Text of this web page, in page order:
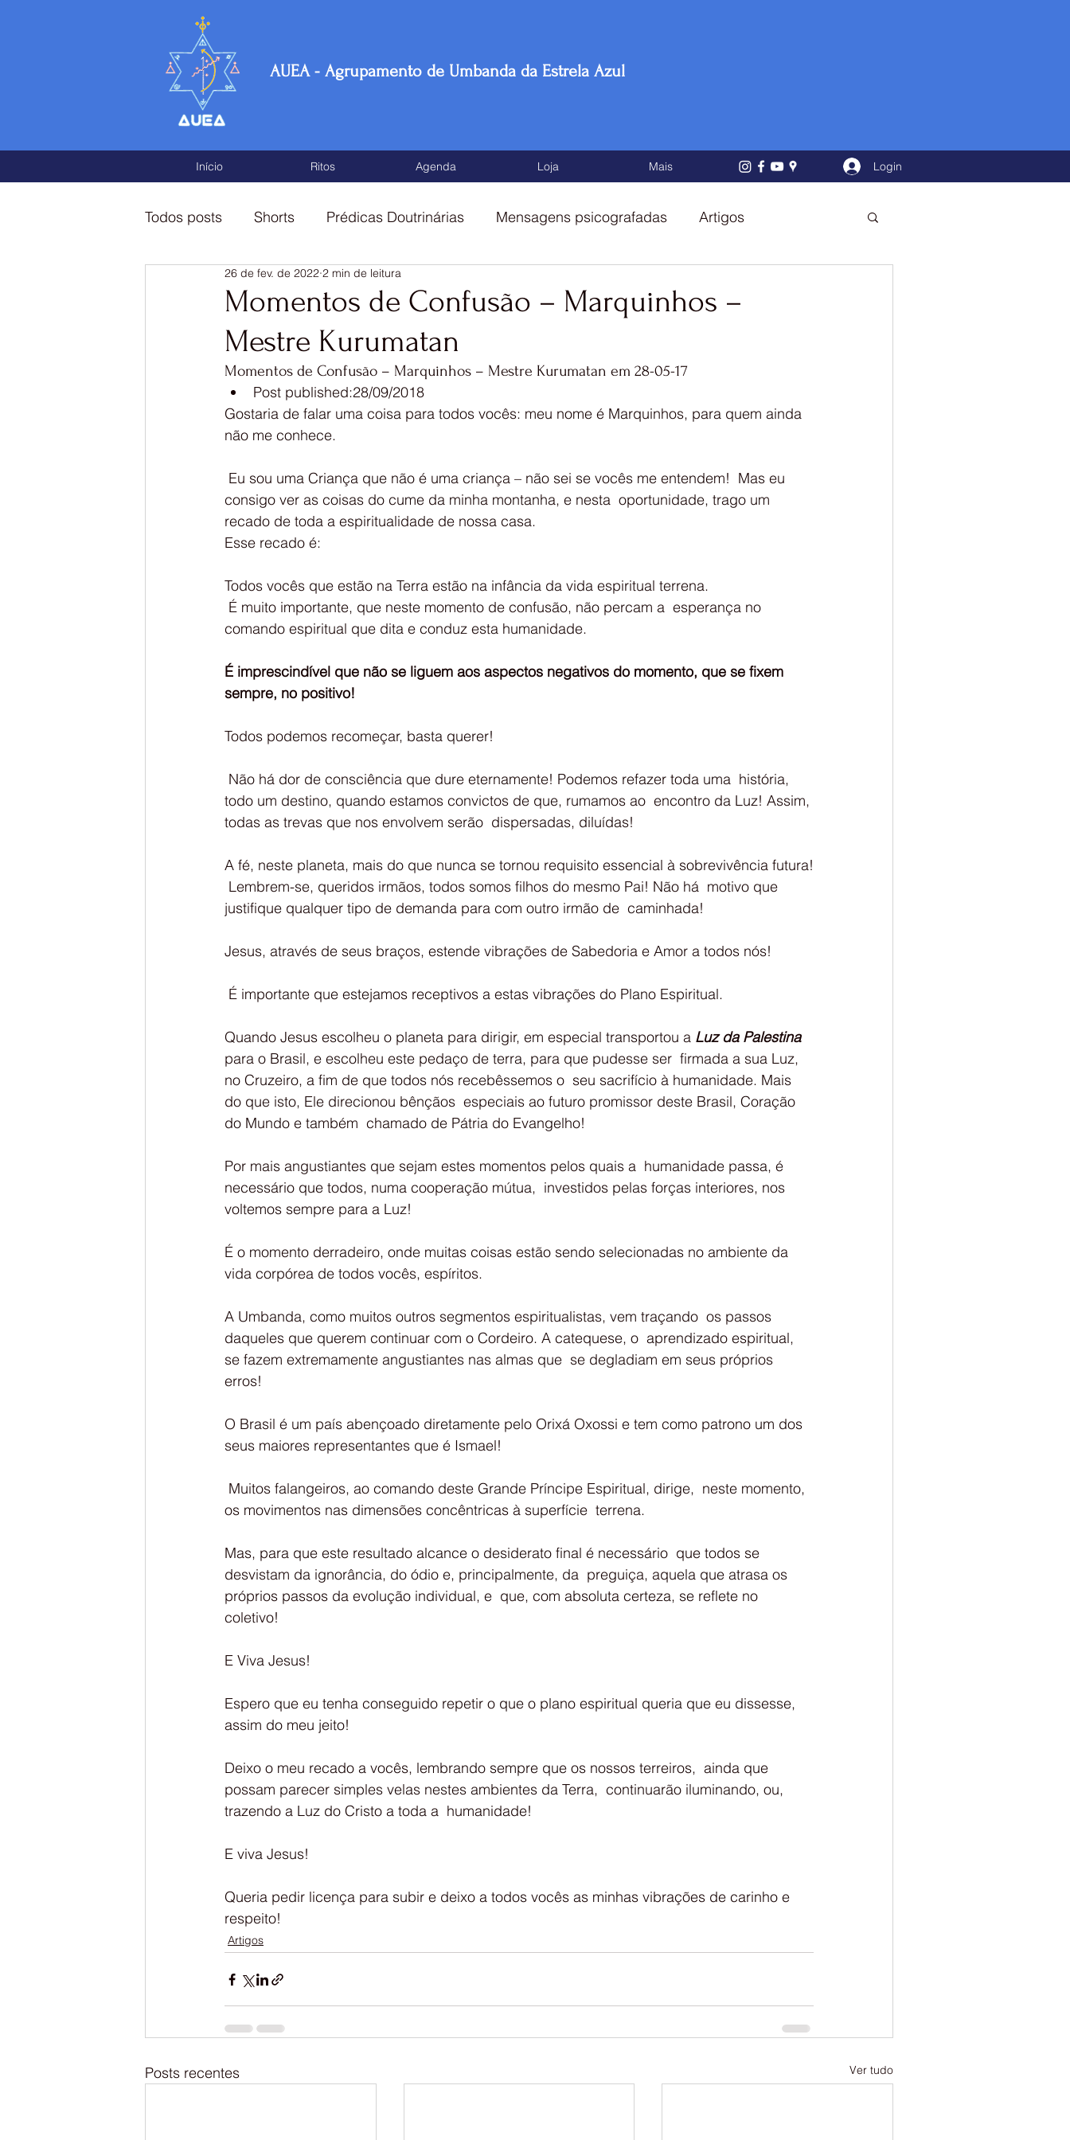
AUEA - Agrupamento de Umbanda da Estrela Azul
Início Ritos Agenda Loja Mais Login
Todos posts Shorts Prédicas Doutrinárias Mensagens psicografadas Artigos
Fragmentos de conhecimentos
Momentos de Confusão – Marquinhos –
Mestre Kurumatan
26 de fev. de 2022 2 min de leitura
Momentos de Confusão – Marquinhos – Mestre Kurumatan em 28-05-17
Post published:28/09/2018
Gostaria de falar uma coisa para todos vocês: meu nome é Marquinhos, para quem ainda
não me conhece.
consigo ver as coisas do cume da minha montanha, e nesta  oportunidade, trago um
recado de toda a espiritualidade de nossa casa.
Esse recado é:
Todos vocês que estão na Terra estão na infância da vida espiritual terrena.
comando espiritual que dita e conduz esta humanidade.
É imprescindível que não se liguem aos aspectos negativos do momento, que se fixem
sempre, no positivo!
Todos podemos recomeçar, basta querer!
todo um destino, quando estamos convictos de que, rumamos ao  encontro da Luz! Assim,
todas as trevas que nos envolvem serão  dispersadas, diluídas!
A fé, neste planeta, mais do que nunca se tornou requisito essencial à sobrevivência futura!
justifique qualquer tipo de demanda para com outro irmão de  caminhada!
Jesus, através de seus braços, estende vibrações de Sabedoria e Amor a todos nós!
É importante que estejamos receptivos a estas vibrações do Plano Espiritual.
Quando Jesus escolheu o planeta para dirigir, em especial transportou a Luz da Palestina
para o Brasil, e escolheu este pedaço de terra, para que pudesse ser  firmada a sua Luz,
no Cruzeiro, a fim de que todos nós recebêssemos o  seu sacrifício à humanidade. Mais
do que isto, Ele direcionou bênçãos  especiais ao futuro promissor deste Brasil, Coração
do Mundo e também  chamado de Pátria do Evangelho!
Por mais angustiantes que sejam estes momentos pelos quais a  humanidade passa, é
necessário que todos, numa cooperação mútua,  investidos pelas forças interiores, nos
voltemos sempre para a Luz!
É o momento derradeiro, onde muitas coisas estão sendo selecionadas no ambiente da
vida corpórea de todos vocês, espíritos.
A Umbanda, como muitos outros segmentos espiritualistas, vem traçando  os passos
daqueles que querem continuar com o Cordeiro. A catequese, o  aprendizado espiritual,
se fazem extremamente angustiantes nas almas que  se degladiam em seus próprios
erros!
O Brasil é um país abençoado diretamente pelo Orixá Oxossi e tem como patrono um dos
seus maiores representantes que é Ismael!
os movimentos nas dimensões concêntricas à superfície  terrena.
Mas, para que este resultado alcance o desiderato final é necessário  que todos se
desvistam da ignorância, do ódio e, principalmente, da  preguiça, aquela que atrasa os
próprios passos da evolução individual, e  que, com absoluta certeza, se reflete no
coletivo!
E Viva Jesus!
Espero que eu tenha conseguido repetir o que o plano espiritual queria que eu dissesse,
assim do meu jeito!
Deixo o meu recado a vocês, lembrando sempre que os nossos terreiros,  ainda que
possam parecer simples velas nestes ambientes da Terra,  continuarão iluminando, ou,
trazendo a Luz do Cristo a toda a  humanidade!
E viva Jesus!
Queria pedir licença para subir e deixo a todos vocês as minhas vibrações de carinho e
respeito!
Artigos
Posts recentes Ver tudo